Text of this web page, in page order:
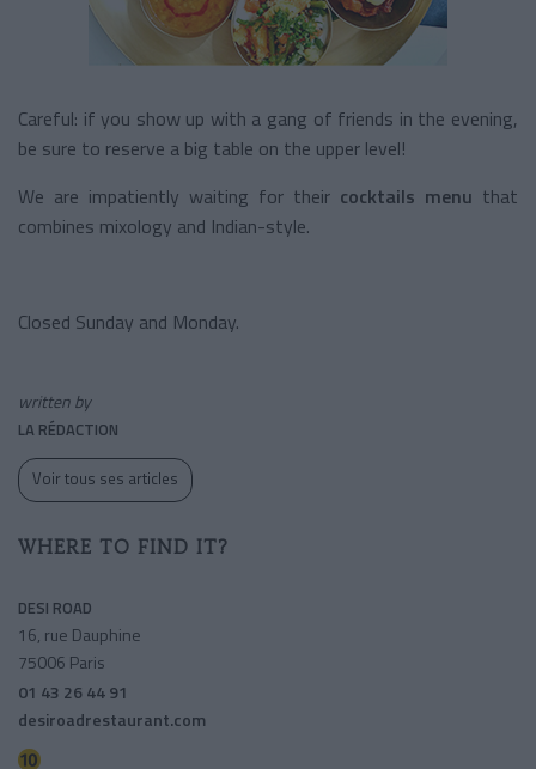
Careful: if you show up with a gang of friends in the evening,
be sure to reserve a big table on the upper level!
We are impatiently waiting for their cocktails menu that
combines mixology and Indian-style.
Closed Sunday and Monday.
written by
LA RÉDACTION
Voir tous ses articles
WHERE TO FIND IT?
DESI ROAD
16, rue Dauphine
75006 Paris
01 43 26 44 91
desiroadrestaurant.com